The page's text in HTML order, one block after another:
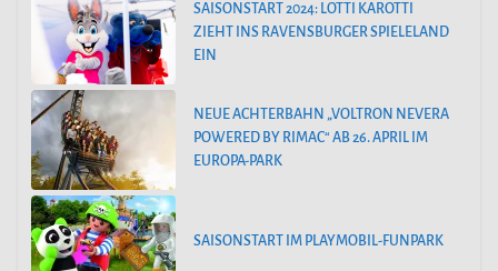
SAISONSTART 2024: LOTTI KAROTTI
ZIEHT INS RAVENSBURGER SPIELELAND
EIN
NEUE ACHTERBAHN „VOLTRON NEVERA
POWERED BY RIMAC“ AB 26. APRIL IM
EUROPA-PARK
SAISONSTART IM PLAYMOBIL-FUNPARK